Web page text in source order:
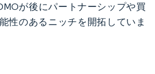
が後にパートナーシップや買
性のあるニッチを開拓していま